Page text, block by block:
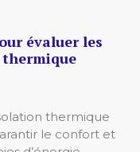
évaluer les
thermique
thermique
le confort et